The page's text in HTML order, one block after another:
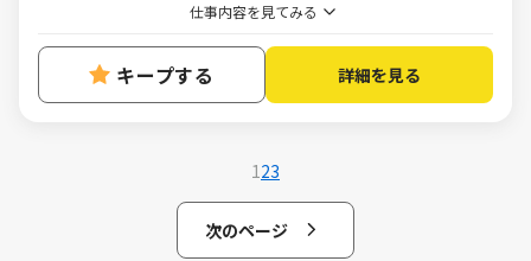
仕事内容を見てみる
キープする 詳細を見る
123
次のページ